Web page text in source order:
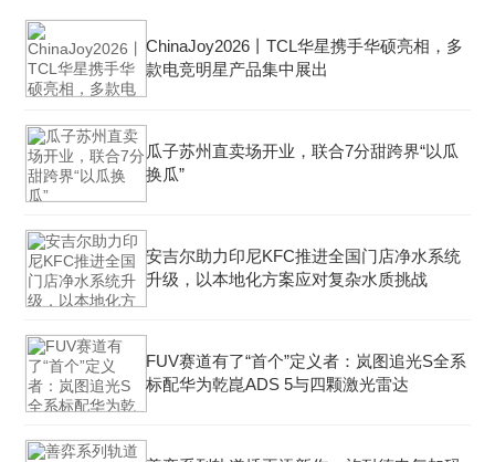
ChinaJoy2026丨TCL华星携手华硕亮相，多
款电竞明星产品集中展出
瓜子苏州直卖场开业，联合7分甜跨界“以瓜
换瓜”
安吉尔助力印尼KFC推进全国门店净水系统
升级，以本地化方案应对复杂水质挑战
FUV赛道有了“首个”定义者：岚图追光S全系
标配华为乾崑ADS 5与四颗激光雷达